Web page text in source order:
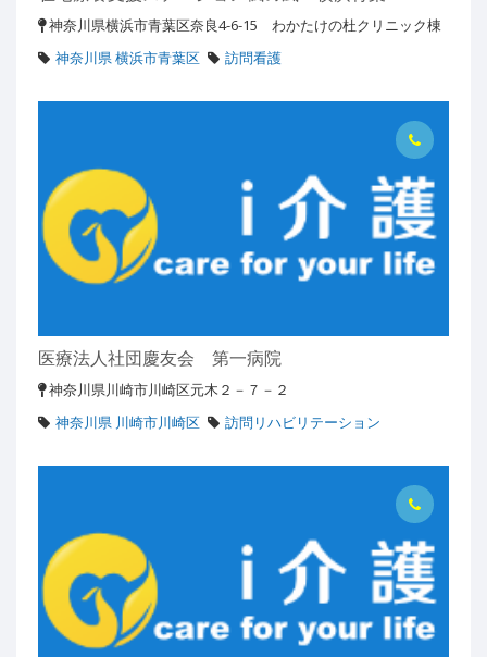
神奈川県横浜市青葉区奈良4-6-15 わかたけの杜クリニック棟
神奈川県 横浜市青葉区
訪問看護
医療法人社団慶友会 第一病院
神奈川県川崎市川崎区元木２－７－２
神奈川県 川崎市川崎区
訪問リハビリテーション